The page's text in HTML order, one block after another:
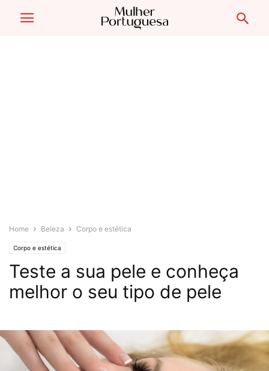
Home Beleza Corpo e estética
Corpo e estética
Teste a sua pele e conheça
melhor o seu tipo de pele